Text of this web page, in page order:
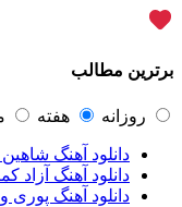
آرتان گادلی
آرتين شاهوران1
آرتین1
آرتین بهادری12
آرتین سلیمانی 1
برترین مطالب
روزانه هفته
دانلود آهنگ
دانلود آهنگ آزاد
دانلود آهنگ پوری